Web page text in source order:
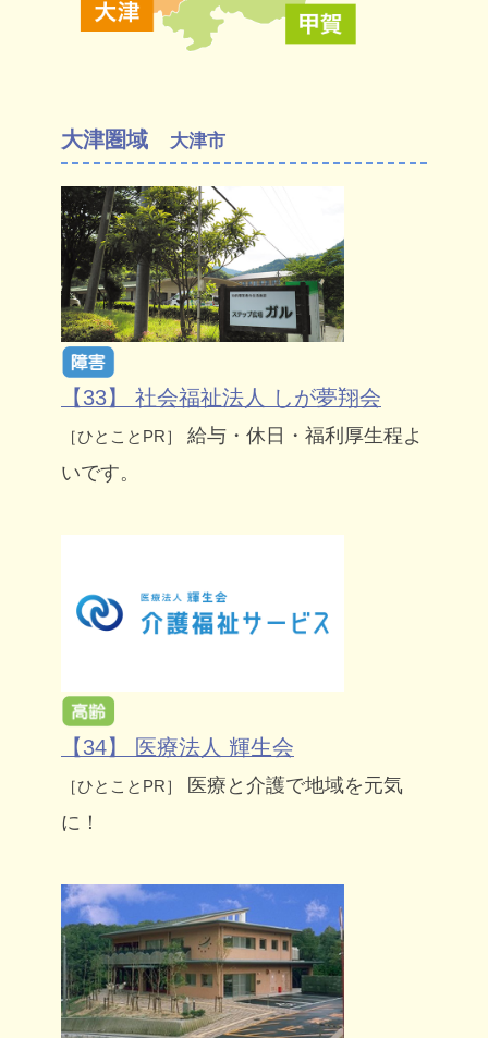
大津圏域 大津市
【33】 社会福祉法人 しが夢翔会
［ひとことPR］
給与・休日・福利厚生程よ
いです。
【34】 医療法人 輝生会
［ひとことPR］
医療と介護で地域を元気
に！